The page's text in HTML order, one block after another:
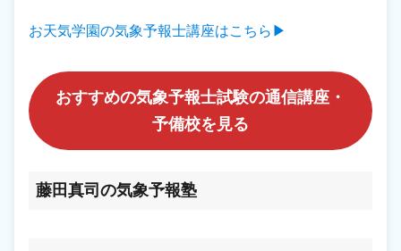
お天気学園の気象予報士講座はこちら▶
おすすめの気象予報士試験の通信講座・
予備校を見る
藤田真司の気象予報塾